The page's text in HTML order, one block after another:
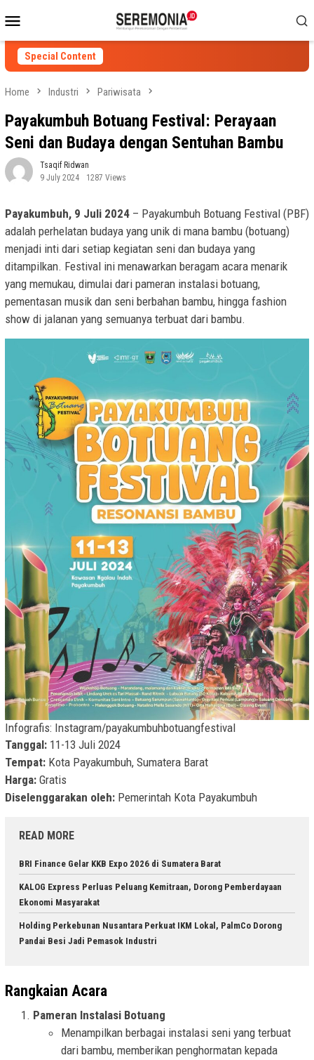
to
contentMenu
Special Content
Home Industri Pariwisata
Payakumbuh Botuang Festival: Perayaan
Seni dan Budaya dengan Sentuhan Bambu
Tsaqif Ridwan
9 July 2024
1287 Views
Payakumbuh, 9 Juli 2024 – Payakumbuh Botuang Festival (PBF)
adalah perhelatan budaya yang unik di mana bambu (botuang)
menjadi inti dari setiap kegiatan seni dan budaya yang
ditampilkan. Festival ini menawarkan beragam acara menarik
yang memukau, dimulai dari pameran instalasi botuang,
pementasan musik dan seni berbahan bambu, hingga fashion
show di jalanan yang semuanya terbuat dari bambu.
Infografis: Instagram/payakumbuhbotuangfestival
Tanggal: 11-13 Juli 2024
Tempat: Kota Payakumbuh, Sumatera Barat
Harga: Gratis
Diselenggarakan oleh: Pemerintah Kota Payakumbuh
READ MORE
BRI Finance Gelar KKB Expo 2026 di Sumatera Barat
KALOG Express Perluas Peluang Kemitraan, Dorong Pemberdayaan
Ekonomi Masyarakat
Holding Perkebunan Nusantara Perkuat IKM Lokal, PalmCo Dorong
Pandai Besi Jadi Pemasok Industri
Rangkaian Acara
Pameran Instalasi Botuang
Menampilkan berbagai instalasi seni yang terbuat
dari bambu, memberikan penghormatan kepada